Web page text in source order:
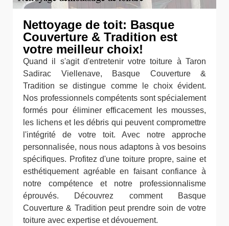
Nettoyage de toit: Basque
Couverture & Tradition est
votre meilleur choix!
Quand il s'agit d'entretenir votre toiture à Taron
Sadirac Viellenave, Basque Couverture &
Tradition se distingue comme le choix évident.
Nos professionnels compétents sont spécialement
formés pour éliminer efficacement les mousses,
les lichens et les débris qui peuvent compromettre
l'intégrité de votre toit. Avec notre approche
personnalisée, nous nous adaptons à vos besoins
spécifiques. Profitez d'une toiture propre, saine et
esthétiquement agréable en faisant confiance à
notre compétence et notre professionnalisme
éprouvés. Découvrez comment Basque
Couverture & Tradition peut prendre soin de votre
toiture avec expertise et dévouement.